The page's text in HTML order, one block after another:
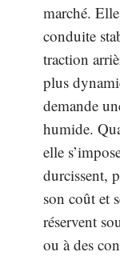
marché.
conduite
traction
plus
demande
humide.
elle
durcissent,
son coût et
réservent
ou à des